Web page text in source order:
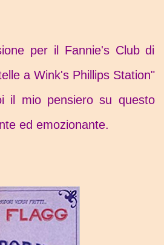
per il Fannie's Club di
a Wink's Phillips Station"
il mio pensiero su questo
ed emozionante.